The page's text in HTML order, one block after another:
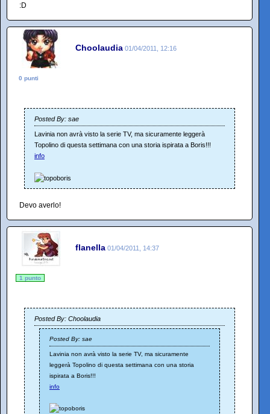
:D
Choolaudia 01/04/2011, 12:16
0 punti
Posted By: sae
Lavinia non avrà visto la serie TV, ma sicuramente leggerà
Topolino di questa settimana con una storia ispirata a Boris!!!
info
Devo averlo!
flanella 01/04/2011, 14:37
1 punto
Posted By: Choolaudia
Posted By: sae
Lavinia non avrà visto la serie TV, ma sicuramente
leggerà Topolino di questa settimana con una storia
ispirata a Boris!!!
info